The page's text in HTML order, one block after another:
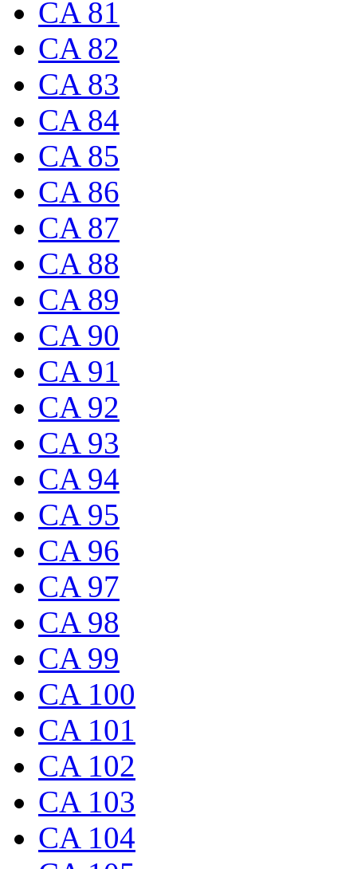
CA 81
CA 82
CA 83
CA 84
CA 85
CA 86
CA 87
CA 88
CA 89
CA 90
CA 91
CA 92
CA 93
CA 94
CA 95
CA 96
CA 97
CA 98
CA 99
CA 100
CA 101
CA 102
CA 103
CA 104